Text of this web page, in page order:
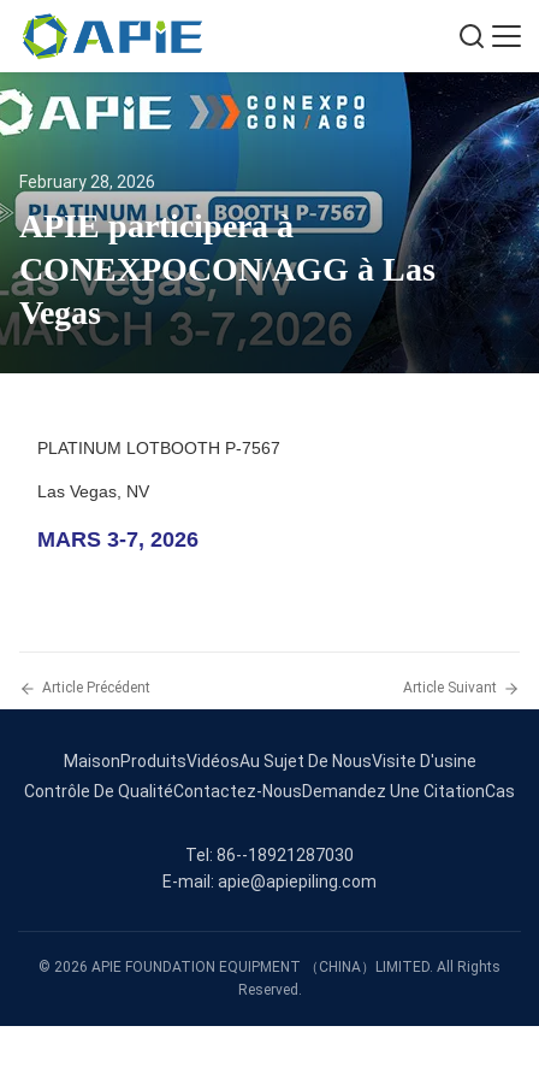
February 28, 2026
APIE participera à
CONEXPOCON/AGG à Las
Vegas
PLATINUM LOTBOOTH P-7567
Las Vegas, NV
MARS 3-7, 2026
Article Précédent Article Suivant
MaisonProduitsVidéosAu Sujet De NousVisite D'usine
Contrôle De QualitéContactez-NousDemandez Une CitationCas
Tel: 86--18921287030
E-mail: apie@apiepiling.com
© 2026 APIE FOUNDATION EQUIPMENT （CHINA）LIMITED. All Rights
Reserved.